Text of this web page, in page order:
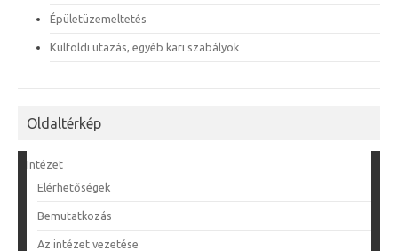
Épületüzemeltetés
Külföldi utazás, egyéb kari szabályok
Oldaltérkép
Intézet
Elérhetőségek
Bemutatkozás
Az intézet vezetése